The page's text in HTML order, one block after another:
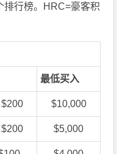
排行榜。HRC=豪客积
最低买入
$10,000
$5,000